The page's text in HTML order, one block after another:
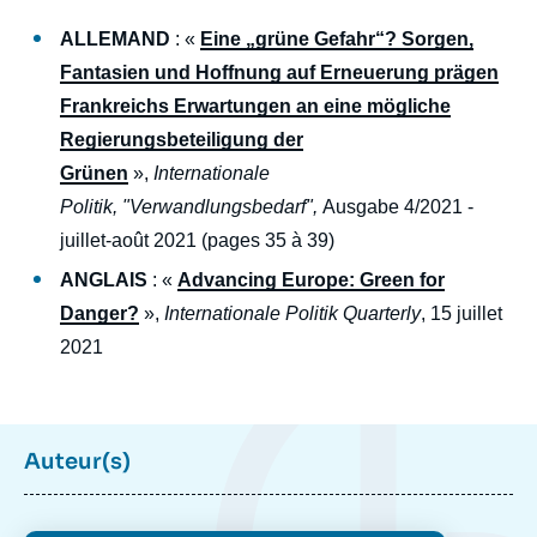
ALLEMAND : « Eine „grüne Gefahr“? Sorgen,
Fantasien und Hoffnung auf Erneuerung prägen
Frankreichs Erwartungen an eine mögliche
Regierungsbeteiligung der
Grünen », Internationale
Politik, "Verwandlungsbedarf", Ausgabe 4/2021 -
juillet-août 2021 (pages 35 à 39)
ANGLAIS : « Advancing Europe: Green for
Danger? », Internationale Politik Quarterly, 15 juillet
2021
Auteur(s)
Image
de
couverture
participation des Verts au futur